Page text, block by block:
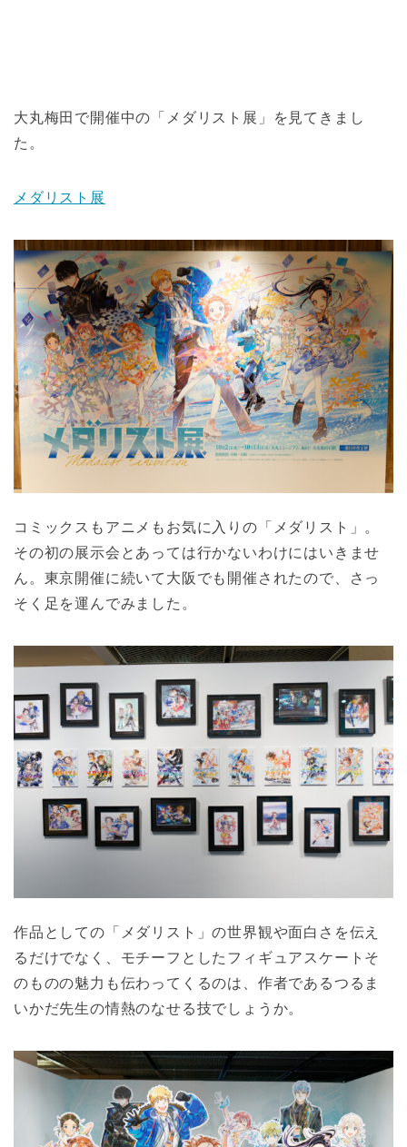
大丸梅田で開催中の「メダリスト展」を見てきまし
た。
メダリスト展
コミックスもアニメもお気に入りの「メダリスト」。
その初の展示会とあっては行かないわけにはいきませ
ん。東京開催に続いて大阪でも開催されたので、さっ
そく足を運んでみました。
作品としての「メダリスト」の世界観や面白さを伝え
るだけでなく、モチーフとしたフィギュアスケートそ
のものの魅力も伝わってくるのは、作者であるつるま
いかだ先生の情熱のなせる技でしょうか。